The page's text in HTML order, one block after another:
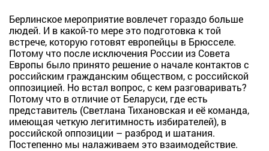
Берлинское мероприятие вовлечет гораздо больше
людей. И в какой-то мере это подготовка к той
встрече, которую готовят европейцы в Брюсселе.
Потому что после исключения России из Совета
Европы было принято решение о начале контактов с
российским гражданским обществом, с российской
оппозицией. Но встал вопрос, с кем разговаривать?
Потому что в отличие от Беларуси, где есть
представитель (Светлана Тихановская и её команда,
имеющая четкую легитимность избирателей), в
российской оппозиции – разброд и шатания.
Постепенно мы налаживаем это взаимодействие.